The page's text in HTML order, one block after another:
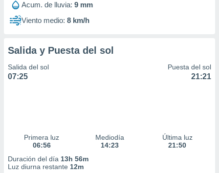
Acum. de lluvia: 9 mm
Viento medio: 8 km/h
Salida y Puesta del sol
Salida del sol
07:25
Puesta del sol
21:21
Primera luz
06:56
Mediodía
14:23
Última luz
21:50
Duración del día 13h 56m
Luz diurna restante 12m